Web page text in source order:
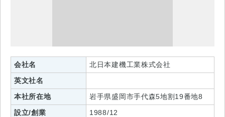
会社名
北日本建機工業株式会社
英文社名
本社所在地
岩手県盛岡市手代森5地割19番地8
設立/創業
1988/12